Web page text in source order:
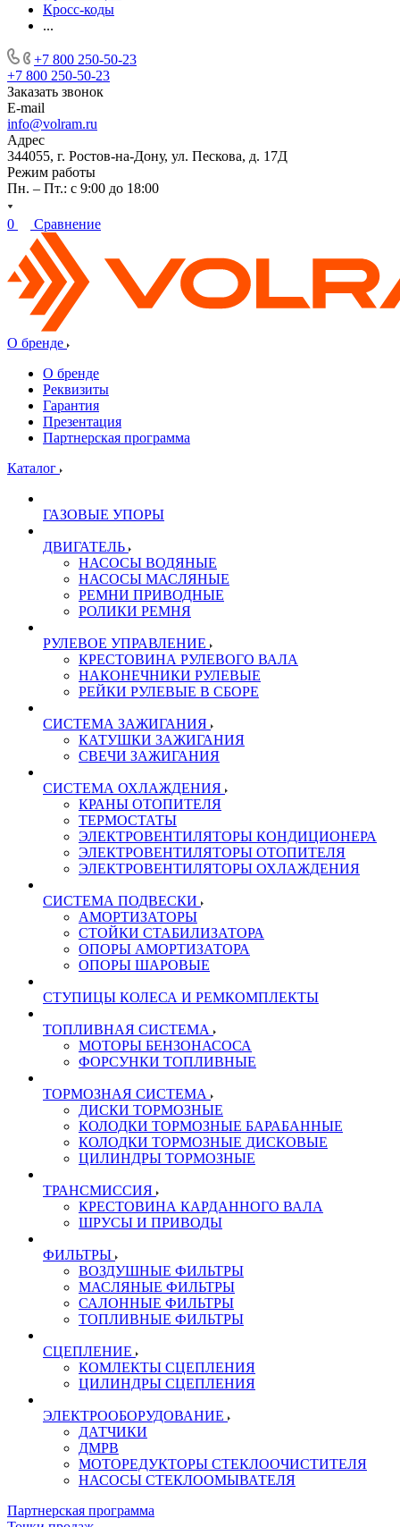
Кросс-коды
...
+7 800 250-50-23
+7 800 250-50-23
Заказать звонок
E-mail
info@volram.ru
Адрес
344055, г. Ростов-на-Дону, ул. Пескова, д. 17Д
Режим работы
Пн. – Пт.: с 9:00 до 18:00
0 Сравнение
О бренде
О бренде
Реквизиты
Гарантия
Презентация
Партнерская программа
Каталог
ГАЗОВЫЕ УПОРЫ
ДВИГАТЕЛЬ
НАСОСЫ ВОДЯНЫЕ
НАСОСЫ МАСЛЯНЫЕ
РЕМНИ ПРИВОДНЫЕ
РОЛИКИ РЕМНЯ
РУЛЕВОЕ УПРАВЛЕНИЕ
КРЕСТОВИНА РУЛЕВОГО ВАЛА
НАКОНЕЧНИКИ РУЛЕВЫЕ
РЕЙКИ РУЛЕВЫЕ В СБОРЕ
СИСТЕМА ЗАЖИГАНИЯ
КАТУШКИ ЗАЖИГАНИЯ
СВЕЧИ ЗАЖИГАНИЯ
СИСТЕМА ОХЛАЖДЕНИЯ
КРАНЫ ОТОПИТЕЛЯ
ТЕРМОСТАТЫ
ЭЛЕКТРОВЕНТИЛЯТОРЫ КОНДИЦИОНЕРА
ЭЛЕКТРОВЕНТИЛЯТОРЫ ОТОПИТЕЛЯ
ЭЛЕКТРОВЕНТИЛЯТОРЫ ОХЛАЖДЕНИЯ
СИСТЕМА ПОДВЕСКИ
АМОРТИЗАТОРЫ
СТОЙКИ СТАБИЛИЗАТОРА
ОПОРЫ АМОРТИЗАТОРА
ОПОРЫ ШАРОВЫЕ
СТУПИЦЫ КОЛЕСА И РЕМКОМПЛЕКТЫ
ТОПЛИВНАЯ СИСТЕМА
МОТОРЫ БЕНЗОНАСОСА
ФОРСУНКИ ТОПЛИВНЫЕ
ТОРМОЗНАЯ СИСТЕМА
ДИСКИ ТОРМОЗНЫЕ
КОЛОДКИ ТОРМОЗНЫЕ БАРАБАННЫЕ
КОЛОДКИ ТОРМОЗНЫЕ ДИСКОВЫЕ
ЦИЛИНДРЫ ТОРМОЗНЫЕ
ТРАНСМИССИЯ
КРЕСТОВИНА КАРДАННОГО ВАЛА
ШРУСЫ И ПРИВОДЫ
ФИЛЬТРЫ
ВОЗДУШНЫЕ ФИЛЬТРЫ
МАСЛЯНЫЕ ФИЛЬТРЫ
САЛОННЫЕ ФИЛЬТРЫ
ТОПЛИВНЫЕ ФИЛЬТРЫ
СЦЕПЛЕНИЕ
КОМЛЕКТЫ СЦЕПЛЕНИЯ
ЦИЛИНДРЫ СЦЕПЛЕНИЯ
ЭЛЕКТРООБОРУДОВАНИЕ
ДАТЧИКИ
ДМРВ
МОТОРЕДУКТОРЫ СТЕКЛООЧИСТИТЕЛЯ
НАСОСЫ СТЕКЛООМЫВАТЕЛЯ
Партнерская программа